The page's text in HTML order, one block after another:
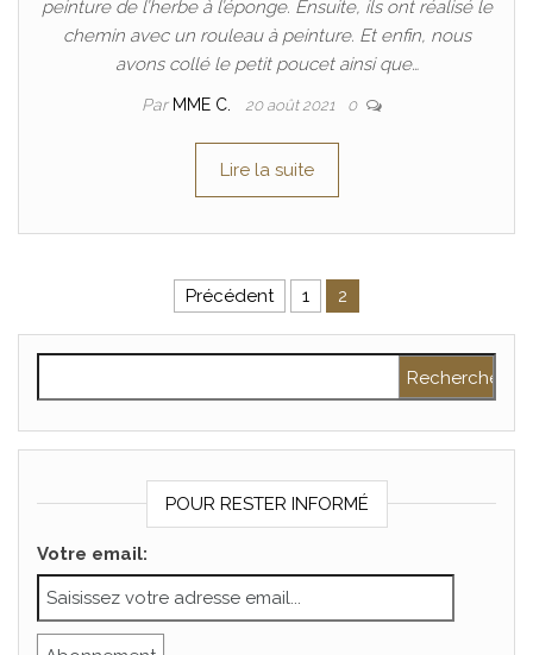
peinture de l’herbe à l’éponge. Ensuite, ils ont réalisé le
chemin avec un rouleau à peinture. Et enfin, nous
avons collé le petit poucet ainsi que…
Par MME C. 20 août 2021 0
Lire la suite
Pagination des publications
Précédent 1 2
POUR RESTER INFORMÉ
Votre email: